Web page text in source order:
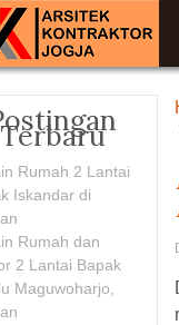
Terbaru
Rumah 2 Lantai
Iskandar di
Rumah dan
2 Lantai Bapak
Maguwoharjo,